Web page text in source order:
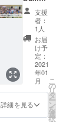
ただき
ます。
各プル
ダウン
から選
択くだ
さいま
せ。 (使
用期限:
2021年
6月30
どう
ぞ！ 時
間は２
時間で
す。 (使
用期限:
2021年
6月30
使って
事業を
作りま
せん
か？ 0
から事
業を立
ち上げ
る経験
は今後
活きま
す。
uete 一
週間プ
ラン
ギフト
可】 ▼
詳細 ・
入学金
込み ・
宿泊
代、飲
食代込
み (部屋
支援
者：
1人
お届
け予
定：
2021
年01
月
詳細を見る
こ
の
リ
タ
ー
ン
を
選
択